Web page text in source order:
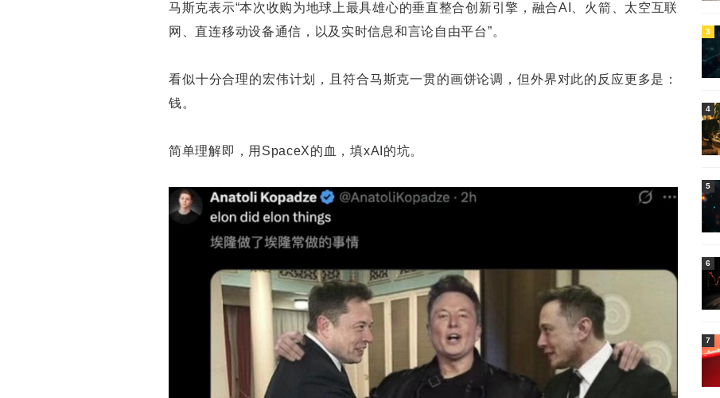
马斯克表示“本次收购为地球上最具雄心的垂直整合创新引擎，融合AI、火箭、太空互联
网、直连移动设备通信，以及实时信息和言论自由平台”。
看似十分合理的宏伟计划，且符合马斯克一贯的画饼论调，但外界对此的反应更多是：
钱。
简单理解即，用SpaceX的血，填xAI的坑。
3
4
5
6
7